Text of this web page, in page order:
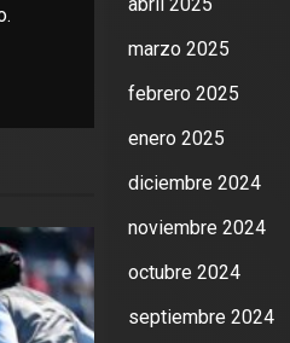
marzo 2025
febrero 2025
enero 2025
diciembre 2024
noviembre 2024
octubre 2024
septiembre 2024